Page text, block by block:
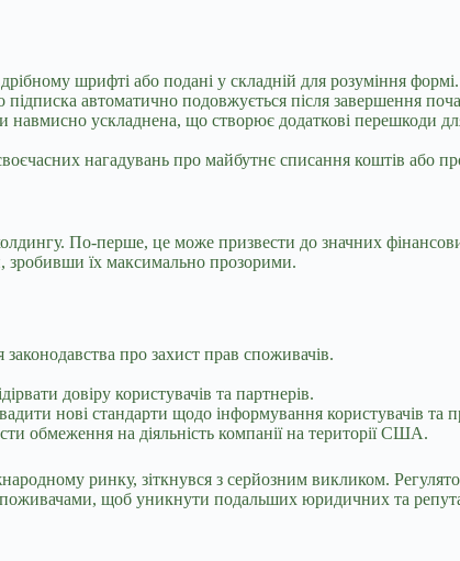
шрифті або подані у складній для розуміння формі.
автоматично подовжується після завершення
навмисно ускладнена, що створює додаткові перешкоди
нагадувань про майбутнє списання коштів або
По-перше, це може призвести до значних
зробивши їх максимально прозорими.
про захист прав споживачів.
довіру користувачів та партнерів.
нові стандарти щодо інформування користувачів та
обмеження на діяльність компанії на території США.
ринку, зіткнувся з серйозним викликом.
споживачами, щоб уникнути подальших юридичних та